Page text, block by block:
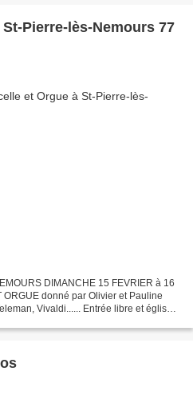
Pierre-lès-Nemours 77
DIMANCHE 15 FEVRIER à 16
ORGUE donné par Olivier et Pauline
Vivaldi...... Entrée libre et église